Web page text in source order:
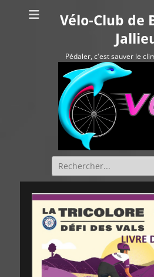
Vélo-Club de
Pédaler, c'est sauver le
Rechercher :